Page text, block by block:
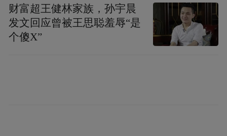
财富超王健林家族，孙宇晨
发文回应曾被王思聪羞辱“是
个傻X”